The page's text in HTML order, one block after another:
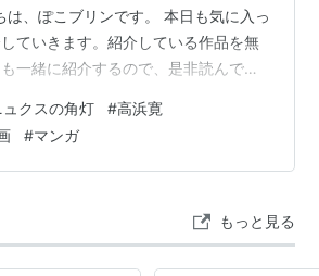
ッソ
他の短篇
、ぽこブリンです。 本日も気に入っ
ていきます。紹介している作品を無
一緒に紹介するので、是非読んでみ
た漫画 『ニュクスの角灯』です。
50話で完結済みです！ ＊ちなみに角
ます。 ニュクスの角灯 (1) (トーチコ
クス） [ 高浜寛 ]価格: 1096 円…
ュクスの角灯 #高浜寛
#マンガ
もっと見る